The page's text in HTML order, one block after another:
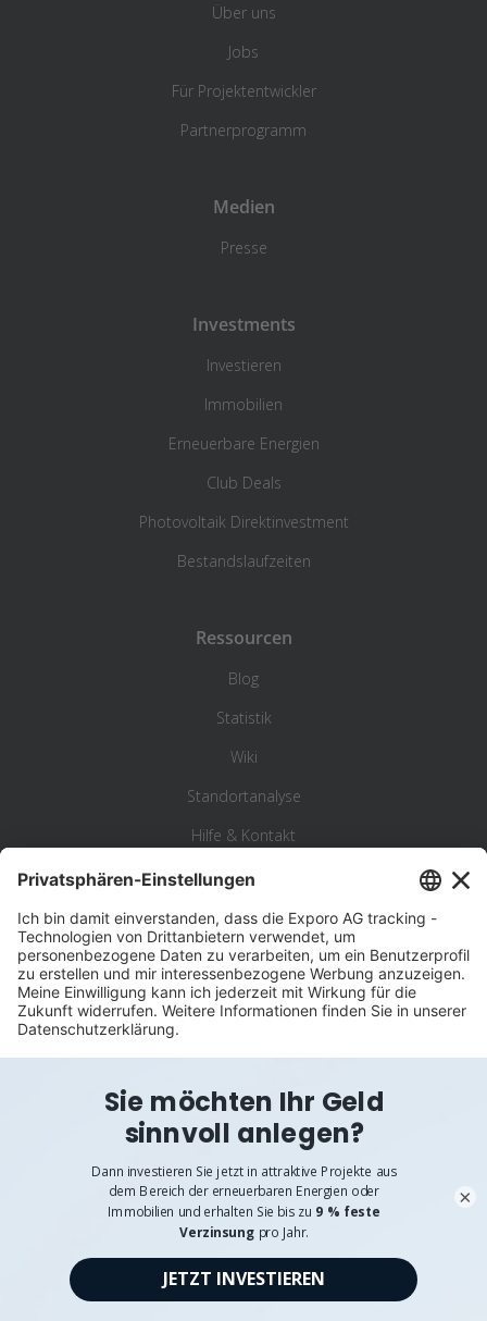
Über uns
Jobs
Für Projektentwickler
Partnerprogramm
Medien
Presse
Investments
Investieren
Immobilien
Erneuerbare Energien
Club Deals
Photovoltaik Direktinvestment
Bestandslaufzeiten
Ressourcen
Blog
Statistik
Wiki
Standortanalyse
Hilfe & Kontakt
Beschwerde
©Exporo AG 2026
Impressum
Verhaltenskodex & Hinweisgebersystem
×